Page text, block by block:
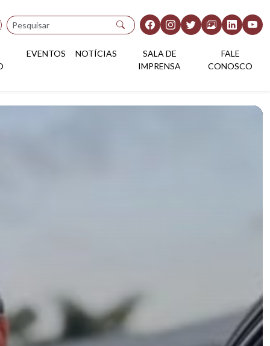
Pesquisar
EVENTOS NOTÍCIAS
SALA DE
IMPRENSA
FALE
CONOSCO